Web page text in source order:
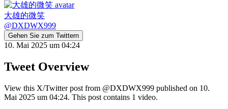
大雄的微笑
@DXDWX999
Gehen Sie zum Twittern
10. Mai 2025 um 04:24
Tweet Overview
View this X/Twitter post from @DXDWX999 published on 10.
Mai 2025 um 04:24. This post contains 1 video.